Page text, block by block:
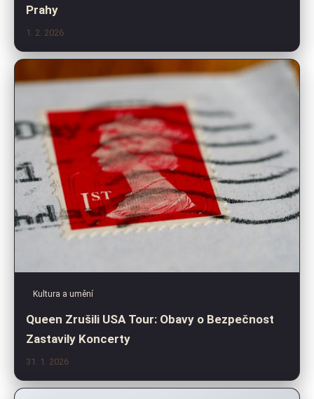
Prahy
1. 2. 2026
Kultura a umění
Queen Zrušili USA Tour: Obavy o Bezpečnost
Zastavily Koncerty
31. 1. 2026